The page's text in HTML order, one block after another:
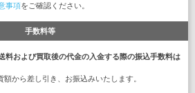
事項をご確認ください。
手数料等
料および買取後の代金の入金する際の振込手数料は
から差し引き、お振込みいたします。